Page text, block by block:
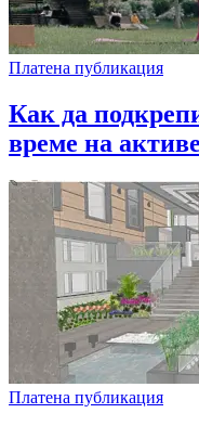
Платена публикация
Как да
време на
Платена публикация